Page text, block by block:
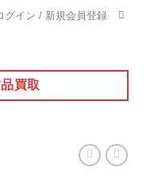
グイン / 新規会員登録
買取